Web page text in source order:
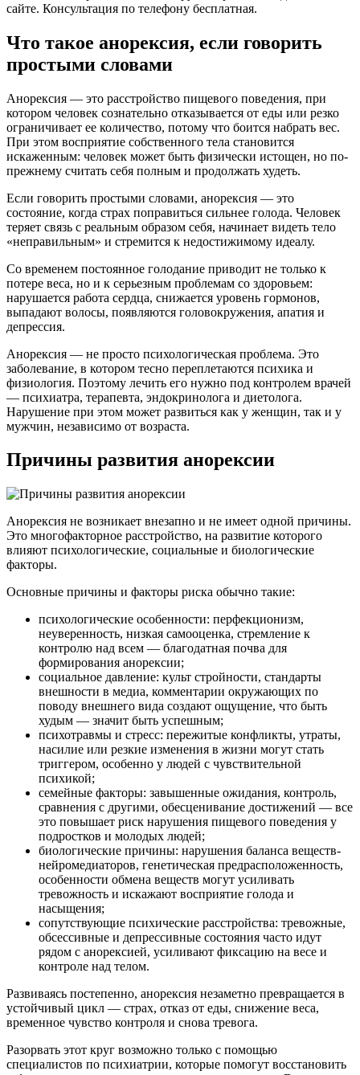
сайте. Консультация по телефону бесплатная.
Что такое анорексия, если говорить
простыми словами
Анорексия — это расстройство пищевого поведения, при
котором человек сознательно отказывается от еды или резко
ограничивает ее количество, потому что боится набрать вес.
При этом восприятие собственного тела становится
искаженным: человек может быть физически истощен, но по-
прежнему считать себя полным и продолжать худеть.
Если говорить простыми словами, анорексия — это
состояние, когда страх поправиться сильнее голода. Человек
теряет связь с реальным образом себя, начинает видеть тело
«неправильным» и стремится к недостижимому идеалу.
Со временем постоянное голодание приводит не только к
потере веса, но и к серьезным проблемам со здоровьем:
нарушается работа сердца, снижается уровень гормонов,
выпадают волосы, появляются головокружения, апатия и
депрессия.
Анорексия — не просто психологическая проблема. Это
заболевание, в котором тесно переплетаются психика и
физиология. Поэтому лечить его нужно под контролем врачей
— психиатра, терапевта, эндокринолога и диетолога.
Нарушение при этом может развиться как у женщин, так и у
мужчин, независимо от возраста.
Причины развития анорексии
Анорексия не возникает внезапно и не имеет одной причины.
Это многофакторное расстройство, на развитие которого
влияют психологические, социальные и биологические
факторы.
Основные причины и факторы риска обычно такие:
психологические особенности: перфекционизм,
неуверенность, низкая самооценка, стремление к
контролю над всем — благодатная почва для
формирования анорексии;
социальное давление: культ стройности, стандарты
внешности в медиа, комментарии окружающих по
поводу внешнего вида создают ощущение, что быть
худым — значит быть успешным;
психотравмы и стресс: пережитые конфликты, утраты,
насилие или резкие изменения в жизни могут стать
триггером, особенно у людей с чувствительной
психикой;
семейные факторы: завышенные ожидания, контроль,
сравнения с другими, обесценивание достижений — все
это повышает риск нарушения пищевого поведения у
подростков и молодых людей;
биологические причины: нарушения баланса веществ-
нейромедиаторов, генетическая предрасположенность,
особенности обмена веществ могут усиливать
тревожность и искажают восприятие голода и
насыщения;
сопутствующие психические расстройства: тревожные,
обсессивные и депрессивные состояния часто идут
рядом с анорексией, усиливают фиксацию на весе и
контроле над телом.
Развиваясь постепенно, анорексия незаметно превращается в
устойчивый цикл — страх, отказ от еды, снижение веса,
временное чувство контроля и снова тревога.
Разорвать этот круг возможно только с помощью
специалистов по психиатрии, которые помогут восстановить